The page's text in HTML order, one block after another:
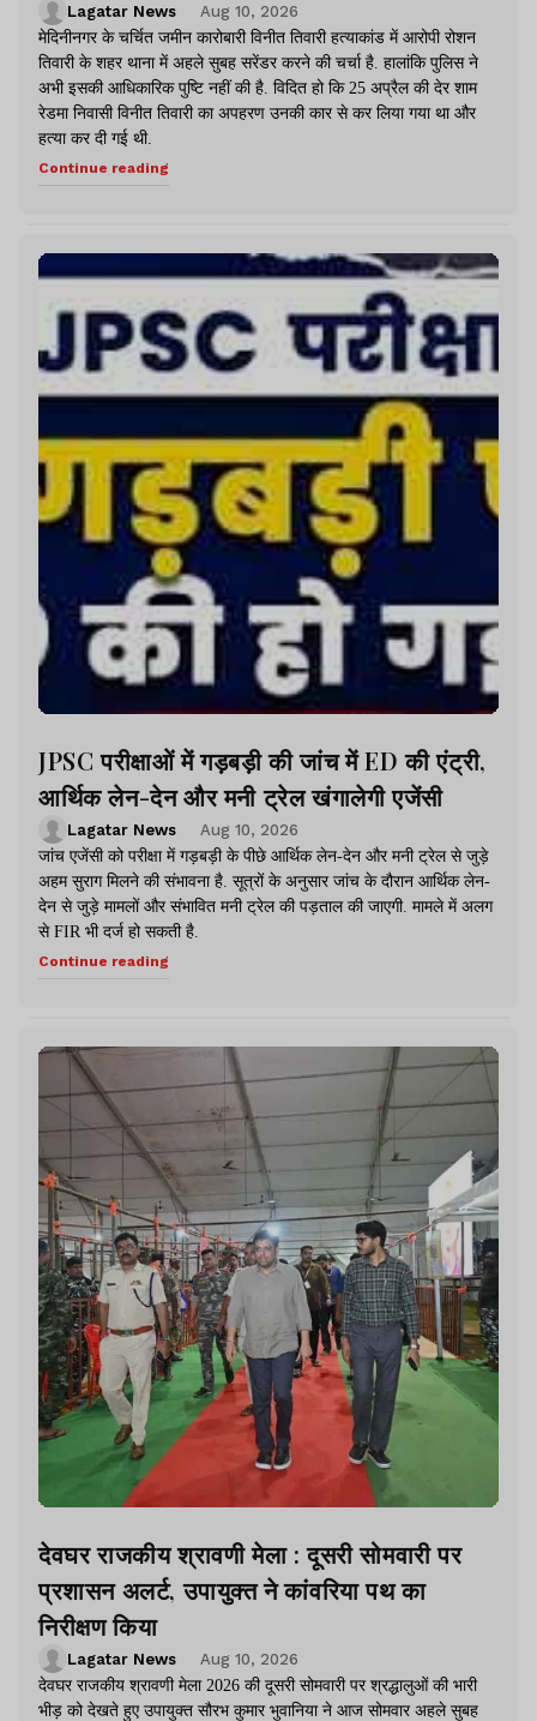
Lagatar News
Aug 10, 2026
मेदिनीनगर के चर्चित जमीन कारोबारी विनीत तिवारी हत्याकांड में आरोपी रोशन
तिवारी के शहर थाना में अहले सुबह सरेंडर करने की चर्चा है. हालांकि पुलिस ने
अभी इसकी आधिकारिक पुष्टि नहीं की है. विदित हो कि 25 अप्रैल की देर शाम
रेडमा निवासी विनीत तिवारी का अपहरण उनकी कार से कर लिया गया था और
हत्या कर दी गई थी.
Continue reading
JPSC परीक्षाओं में गड़बड़ी की जांच में ED की एंट्री,
आर्थिक लेन-देन और मनी ट्रेल खंगालेगी एजेंसी
Lagatar News
Aug 10, 2026
जांच एजेंसी को परीक्षा में गड़बड़ी के पीछे आर्थिक लेन-देन और मनी ट्रेल से जुड़े
अहम सुराग मिलने की संभावना है. सूत्रों के अनुसार जांच के दौरान आर्थिक लेन-
देन से जुड़े मामलों और संभावित मनी ट्रेल की पड़ताल की जाएगी. मामले में अलग
से FIR भी दर्ज हो सकती है.
Continue reading
देवघर राजकीय श्रावणी मेला : दूसरी सोमवारी पर
प्रशासन अलर्ट, उपायुक्त ने कांवरिया पथ का
निरीक्षण किया
Lagatar News
Aug 10, 2026
देवघर राजकीय श्रावणी मेला 2026 की दूसरी सोमवारी पर श्रद्धालुओं की भारी
भीड़ को देखते हुए उपायुक्त सौरभ कुमार भुवानिया ने आज सोमवार अहले सुबह